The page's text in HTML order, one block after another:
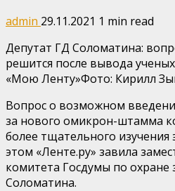
admin 29.11.2021 1 min read
Депутат ГД Соломатина:
решится после вывода
«Мою Ленту»Фото: Кирилл
Вопрос о возможном
за нового омикрон-штамма
более тщательного изучения
этом «Ленте.ру» завила
комитета Госдумы по охране
Соломатина.